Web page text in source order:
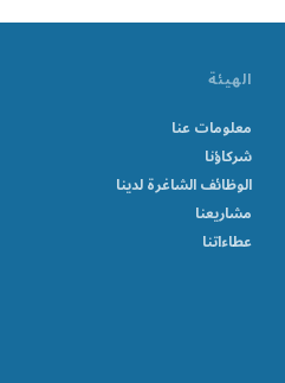
الهيئة
معلومات عنا
شركاؤنا
الوظائف الشاغرة لدينا
مشاريعنا
عطاءاتنا